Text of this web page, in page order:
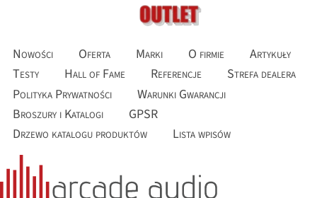
Nowości Oferta Marki O firmie
Artykuły
Testy
Hall of Fame Referencje
Strefa dealera
Polityka Prywatności
Warunki Gwarancji
Broszury i Katalogi
GPSR
Drzewo katalogu produktów
Lista wpisów